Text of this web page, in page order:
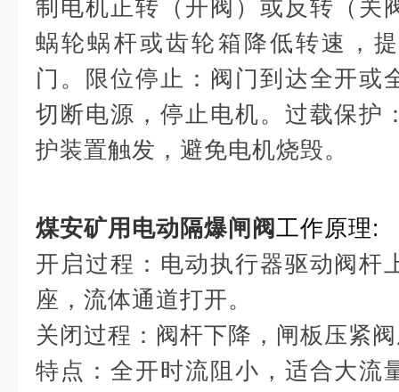
制电机正转（开阀）或反转（关
蜗轮蜗杆或齿轮箱降低转速，
门。限位停止：阀门到达全开或
切断电源，停止电机。过载保护
护装置触发，避免电机烧毁。
煤安矿用电动隔爆闸阀工作原理:
开启过程：电动执行器驱动阀杆
座，流体通道打开。
关闭过程：阀杆下降，闸板压紧
特点：全开时流阻小，适合大流